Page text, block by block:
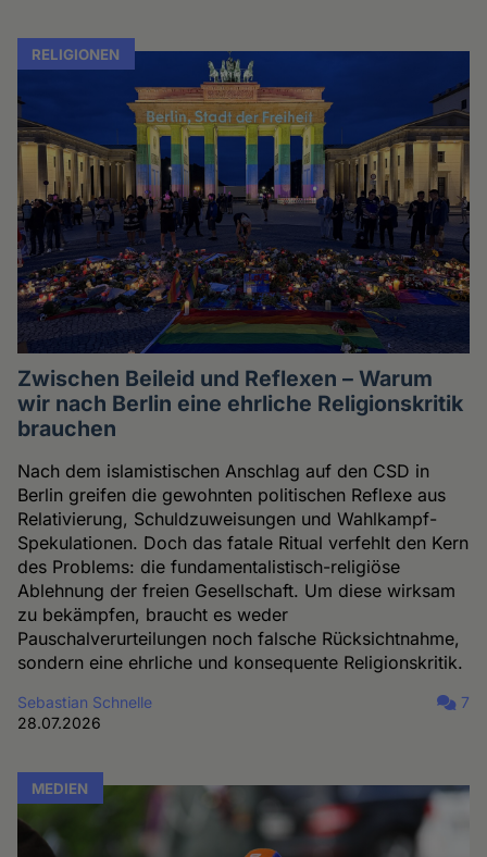
RELIGIONEN
Zwischen Beileid und Reflexen – Warum
wir nach Berlin eine ehrliche Religionskritik
brauchen
Nach dem islamistischen Anschlag auf den CSD in
Berlin greifen die gewohnten politischen Reflexe aus
Relativierung, Schuldzuweisungen und Wahlkampf-
Spekulationen. Doch das fatale Ritual verfehlt den Kern
des Problems: die fundamentalistisch-religiöse
Ablehnung der freien Gesellschaft. Um diese wirksam
zu bekämpfen, braucht es weder
Pauschalverurteilungen noch falsche Rücksichtnahme,
sondern eine ehrliche und konsequente Religionskritik.
Sebastian Schnelle
28.07.2026
7
MEDIEN